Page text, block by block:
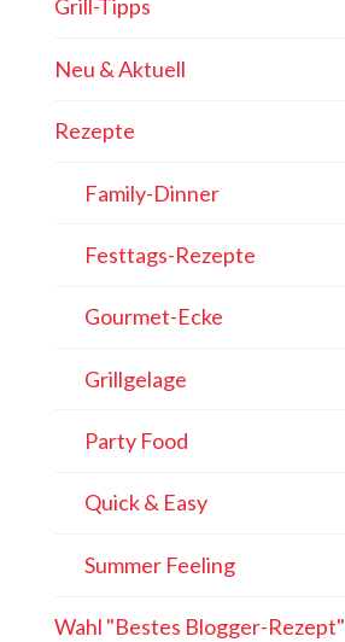
Grill-Tipps
Neu & Aktuell
Rezepte
Family-Dinner
Festtags-Rezepte
Gourmet-Ecke
Grillgelage
Party Food
Quick & Easy
Summer Feeling
Wahl "Bestes Blogger-Rezept"